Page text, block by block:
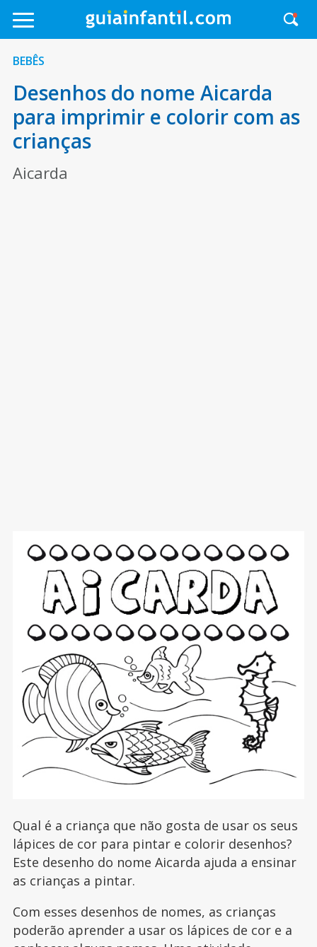
BEBÊS
Desenhos do nome Aicarda
para imprimir e colorir com as
crianças
Aicarda
Qual é a criança que não gosta de usar os seus
lápices de cor para pintar e colorir desenhos?
Este desenho do nome Aicarda ajuda a ensinar
as crianças a pintar.
Com esses desenhos de nomes, as crianças
poderão aprender a usar os lápices de cor e a